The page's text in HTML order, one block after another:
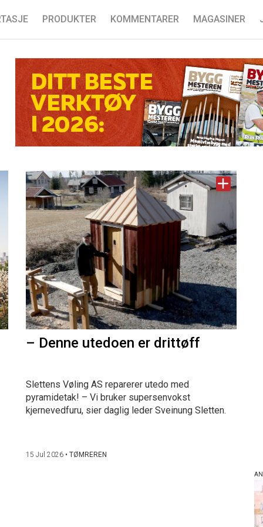
PRODUKTER KOMMENTARER MAGASINER
– Denne utedoen er drittøff
Slettens Vøling AS reparerer utedo med
pyramidetak! – Vi bruker supersenvokst
kjernevedfuru, sier daglig leder Sveinung Sletten.
15 Jul 2026• TØMREREN